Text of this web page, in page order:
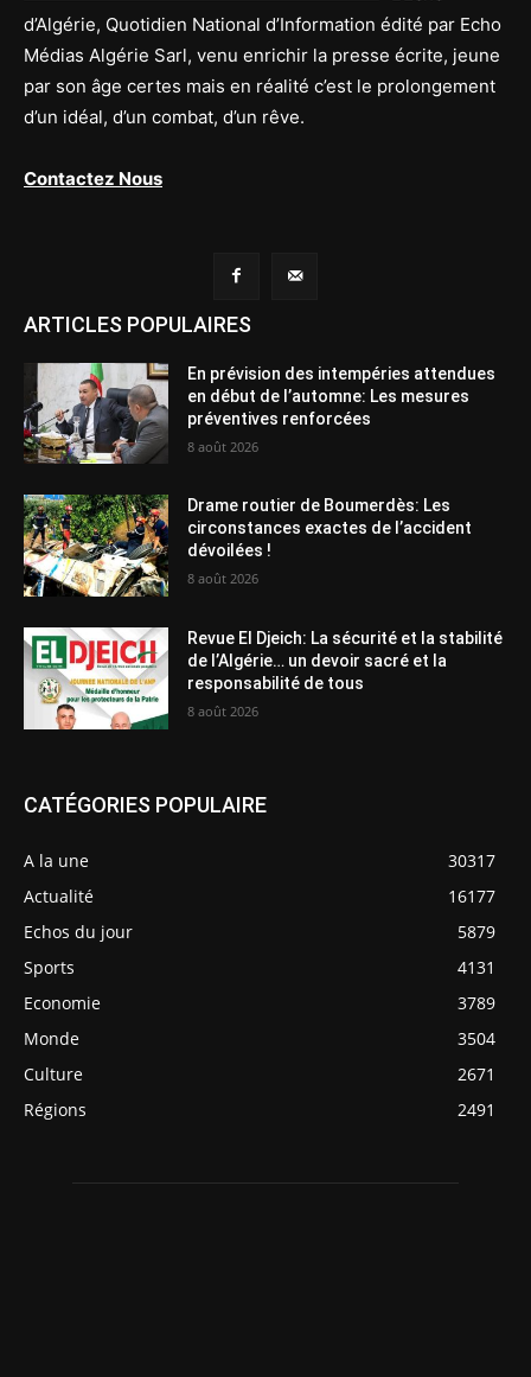
d’Algérie, Quotidien National d’Information édité par Echo
Médias Algérie Sarl, venu enrichir la presse écrite, jeune
par son âge certes mais en réalité c’est le prolongement
d’un idéal, d’un combat, d’un rêve.
Contactez Nous
ARTICLES POPULAIRES
En prévision des intempéries attendues
en début de l’automne: Les mesures
préventives renforcées
8 août 2026
Drame routier de Boumerdès: Les
circonstances exactes de l’accident
dévoilées !
8 août 2026
Revue El Djeich: La sécurité et la stabilité
de l’Algérie… un devoir sacré et la
responsabilité de tous
8 août 2026
CATÉGORIES POPULAIRE
A la une
30317
Actualité
16177
Echos du jour
5879
Sports
4131
Economie
3789
Monde
3504
Culture
2671
Régions
2491